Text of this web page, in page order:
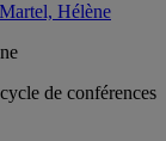
Martel, Hélène
de conférences